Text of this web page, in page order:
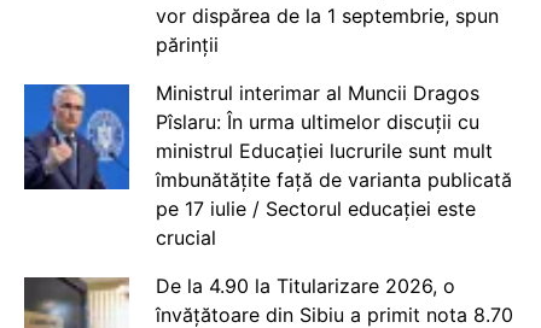
vor dispărea de la 1 septembrie, spun
părinții
Ministrul interimar al Muncii Dragos
Pîslaru: În urma ultimelor discuții cu
ministrul Educației lucrurile sunt mult
îmbunătățite față de varianta publicată
pe 17 iulie / Sectorul educației este
crucial
De la 4.90 la Titularizare 2026, o
învățătoare din Sibiu a primit nota 8.70